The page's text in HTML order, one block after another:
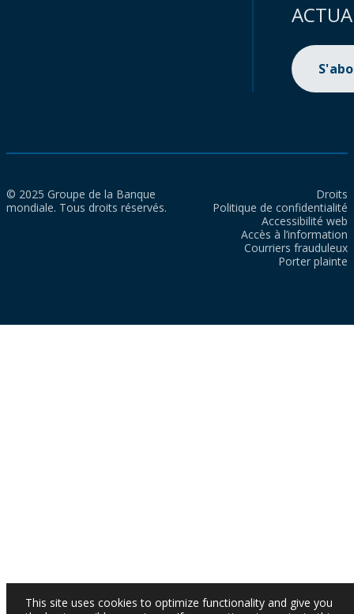
© 2025 Groupe de la Banque
mondiale. Tous droits réservés.
Droits
Politique de confidentialité
Accessibilité web
Accès à l’information
Courriers frauduleux
Porter plainte
This site uses cookies to optimize functionality and give you